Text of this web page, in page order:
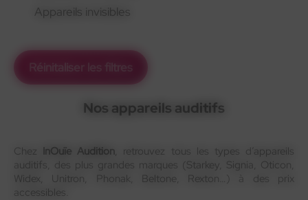
Appareils invisibles
Réinitaliser les filtres
Nos appareils auditifs
Chez InOuïe Audition, retrouvez tous les types d’appareils
auditifs, des plus grandes marques (Starkey, Signia, Oticon,
Widex, Unitron, Phonak, Beltone, Rexton…) à des prix
accessibles.